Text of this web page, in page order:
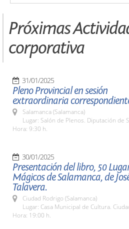
Próximas
corporativa
31/01/2025
Pleno Provincial en sesión
extraordinaria
Salamanca (Salamanca)
Lugar: Salón de Plenos. Diputación de
Hora: 9:30 h.
30/01/2025
Presentación del libro, 50
Mágicos de Salamanca, de
Talavera.
Ciudad Rodrigo (Salamanca)
Lugar: Casa Municipal de Cultura.
Hora: 19:00 h.